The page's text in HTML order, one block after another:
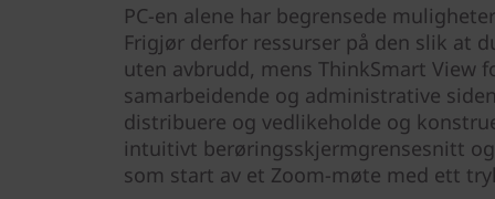
PC-en alene har begrensede
Frigjør derfor ressurser på den slik at
uten avbrudd, mens ThinkSmart View
samarbeidende og administrative
distribuere og vedlikeholde og
intuitivt berøringsskjermgrensesnitt
som start av et Zoom-møte med ett